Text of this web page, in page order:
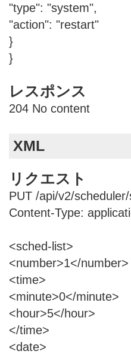
"type": "system",
"action": "restart"
}
}
レスポンス
204 No content
XML
リクエスト
PUT /api/v2/
Content-Type:
<sched-list>
<number>1</number>
<time>
<minute>0</minute>
<hour>5</hour>
</time>
<date>